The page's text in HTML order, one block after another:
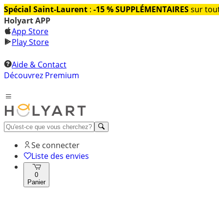
Spécial Saint-Laurent : -15 % SUPPLÉMENTAIRESsur
Holyart APP
App Store
Play Store
Aide & Contact
Découvrez Premium
Se connecter
Liste des envies
0
Panier